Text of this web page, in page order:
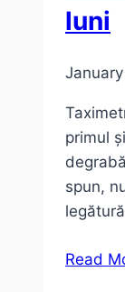
luni
primul
spun,
Read